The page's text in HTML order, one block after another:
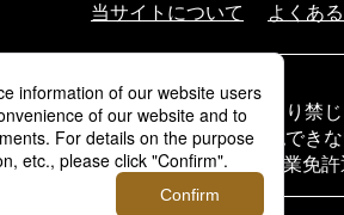
当サイトについて よくあ
酒類の販売について
20歳未満の飲酒は法律により禁じ
20歳以上であることを確認でき
当サイトの酒類は酒類販売業免